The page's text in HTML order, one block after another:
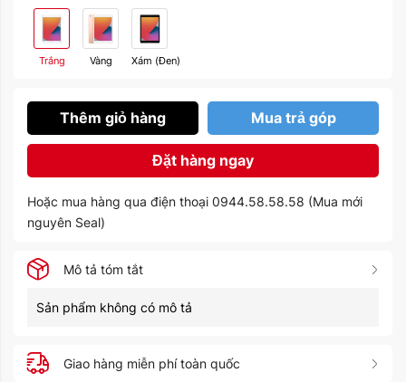
Trắng Vàng Xám (Đen)
Thêm giỏ hàng Mua trả góp
Đặt hàng ngay
Hoặc mua hàng qua điện thoại 0944.58.58.58 (Mua mới
nguyên Seal)
Mô tả tóm tắt
Sản phẩm không có mô tả
Giao hàng miễn phí toàn quốc